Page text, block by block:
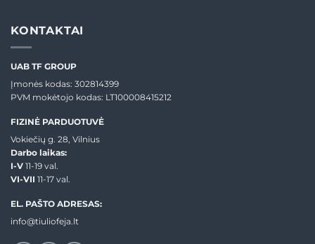
KONTAKTAI
UAB TF GROUP
Įmonės kodas: 302814399
PVM mokėtojo kodas: LT100008415212
FIZINĖ PARDUOTUVĖ
Vokiečių g. 28, Vilnius
Darbo laikas:
I-V 11-19 val.
VI-VII 11-17 val.
EL. PAŠTO ADRESAS:
info@tiuliofeja.lt